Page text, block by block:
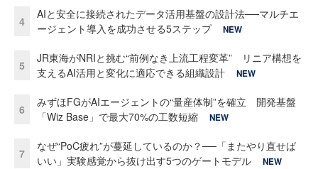
4
AIと安全に接続されたデータ活用基盤の設計法──マルチエ
ージェント導入を成功させる5ステップ
NEW
5
JR東海がNRIと挑む“前例なき上流工程変革” リニア構想を
支えるAI活用と変化に適応できる組織設計
NEW
6
みずほFGがAIエージェントの“量産体制”を確立 開発基盤
「Wiz Base」で最大70%の工数短縮
NEW
7
なぜ“PoC疲れ”が蔓延しているのか？──「またやり直せば
いい」実験感覚から抜け出す5つのゲートモデル
NEW